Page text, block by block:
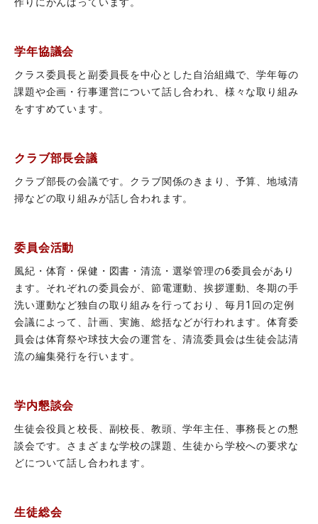
作りにがんばっています。
学年協議会
クラス委員長と副委員長を中心とした自治組織で、学年毎の
課題や企画・行事運営について話し合われ、様々な取り組み
をすすめています。
クラブ部長会議
クラブ部長の会議です。クラブ関係のきまり、予算、地域清
掃などの取り組みが話し合われます。
委員会活動
風紀・体育・保健・図書・清流・選挙管理の6委員会があり
ます。それぞれの委員会が、節電運動、挨拶運動、冬期の手
洗い運動など独自の取り組みを行っており、毎月1回の定例
会議によって、計画、実施、総括などが行われます。体育委
員会は体育祭や球技大会の運営を、清流委員会は生徒会誌清
流の編集発行を行います。
学内懇談会
生徒会役員と校長、副校長、教頭、学年主任、事務長との懇
談会です。さまざまな学校の課題、生徒から学校への要求な
どについて話し合われます。
生徒総会